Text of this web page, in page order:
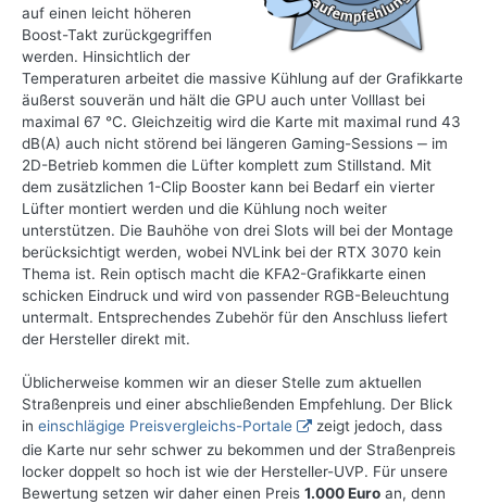
auf einen leicht höheren
Boost-Takt zurückgegriffen
werden. Hinsichtlich der
Temperaturen arbeitet die massive Kühlung auf der Grafikkarte
äußerst souverän und hält die GPU auch unter Volllast bei
maximal 67 °C. Gleichzeitig wird die Karte mit maximal rund 43
dB(A) auch nicht störend bei längeren Gaming-Sessions ‒ im
2D-Betrieb kommen die Lüfter komplett zum Stillstand. Mit
dem zusätzlichen 1-Clip Booster kann bei Bedarf ein vierter
Lüfter montiert werden und die Kühlung noch weiter
unterstützen. Die Bauhöhe von drei Slots will bei der Montage
berücksichtigt werden, wobei NVLink bei der RTX 3070 kein
Thema ist. Rein optisch macht die KFA2-Grafikkarte einen
schicken Eindruck und wird von passender RGB-Beleuchtung
untermalt. Entsprechendes Zubehör für den Anschluss liefert
der Hersteller direkt mit.
Üblicherweise kommen wir an dieser Stelle zum aktuellen
Straßenpreis und einer abschließenden Empfehlung. Der Blick
in einschlägige Preisvergleichs-Portale
zeigt jedoch, dass
die Karte nur sehr schwer zu bekommen und der Straßenpreis
locker doppelt so hoch ist wie der Hersteller-UVP. Für unsere
Bewertung setzen wir daher einen Preis 1.000 Euro an, denn